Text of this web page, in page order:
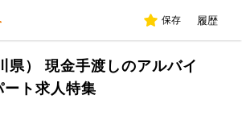
保存 履歴
県） 現金手渡しのアルバイ
ート求人特集